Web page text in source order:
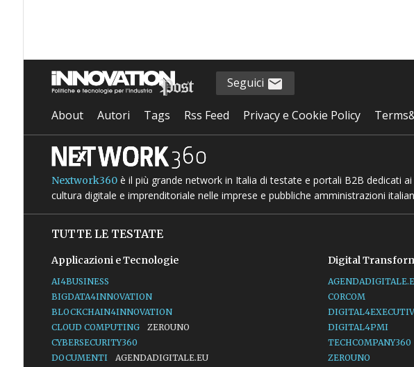
Seguici
About Autori Tags Rss Feed Privacy e Cookie Policy
Nextwork360è il più grande network in Italia di testate e portali B2B dedicati
cultura digitale e imprenditoriale nelle imprese e pubbliche amministrazioni
TUTTE LE TESTATE
Applicazioni e Tecnologie
AI4BUSINESS
BIGDATA4INNOVATION
BLOCKCHAIN4INNOVATION
CLOUD COMPUTING
ZEROUNO
CYBERSECURITY360
DOCUMENTI
AGENDADIGITALE.EU
Digital
CORCOM
DIGITAL4PMI
TECHCOMPANY360
ZEROUNO